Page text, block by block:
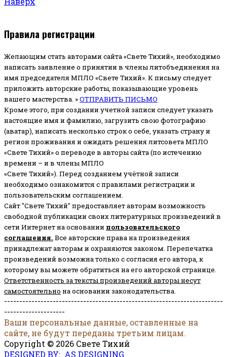
Правила регистрации
Желающим стать авторами сайта «Свете Тихий», необходимо
написать заявление о принятии в члены литобъединения на
имя председателя МПЛО «Свете Тихий». К письму следует
приложить авторские работы, показывающие уровень
вашего мастерства. »ОТПРАВИТЬ ПИСЬМО
Кроме этого, при создании учетной записи следует указать
настоящие имя и фамилию, загрузить свою фотографию
(аватар), написать несколько строк о себе, указать страну и
регион проживания и ожидать решения литсовета МПЛО
«Свете Тихий» о переводе в авторы сайта (по истечению
времени – и в члены МПЛО
«Свете Тихий»). Перед созданием учётной записи
необходимо ознакомится с правилами регистрации и
пользовательским соглашением.
Сайт "Свете Тихий" предоставляет авторам возможность
свободной публикации своих литературных произведений в
сети Интернет на основании пользовательского
соглашения. Все авторские права на произведения
принадлежат авторам и охраняются законом. Перепечатка
произведений возможна только с согласия его автора, к
которому вы можете обратиться на его авторской странице.
Ответственность за тексты произведений авторы несут
самостоятельно на основании законодательства.
------------------------------------------------------------------------
--------------------
Ваши персональные данные, оставленные на
сайте, не будут переданы третьим лицам.
Copyright © 2026 Свете Тихий
DESIGNED BY: AS DESIGNING